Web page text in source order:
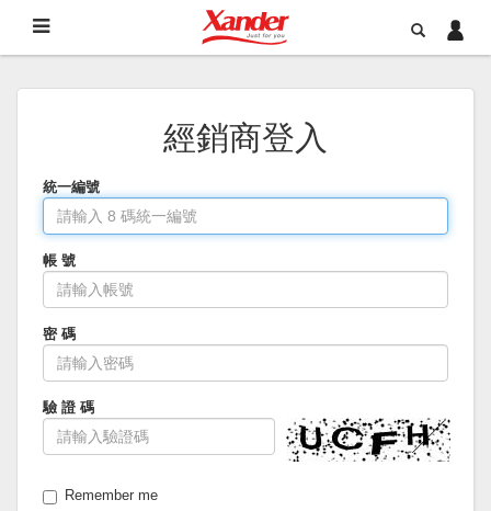
經銷商登入
統一編號
帳 號
密 碼
驗 證 碼
Remember me